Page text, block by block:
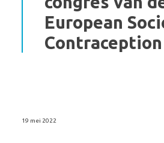
European
Contraception
19 mei 2022